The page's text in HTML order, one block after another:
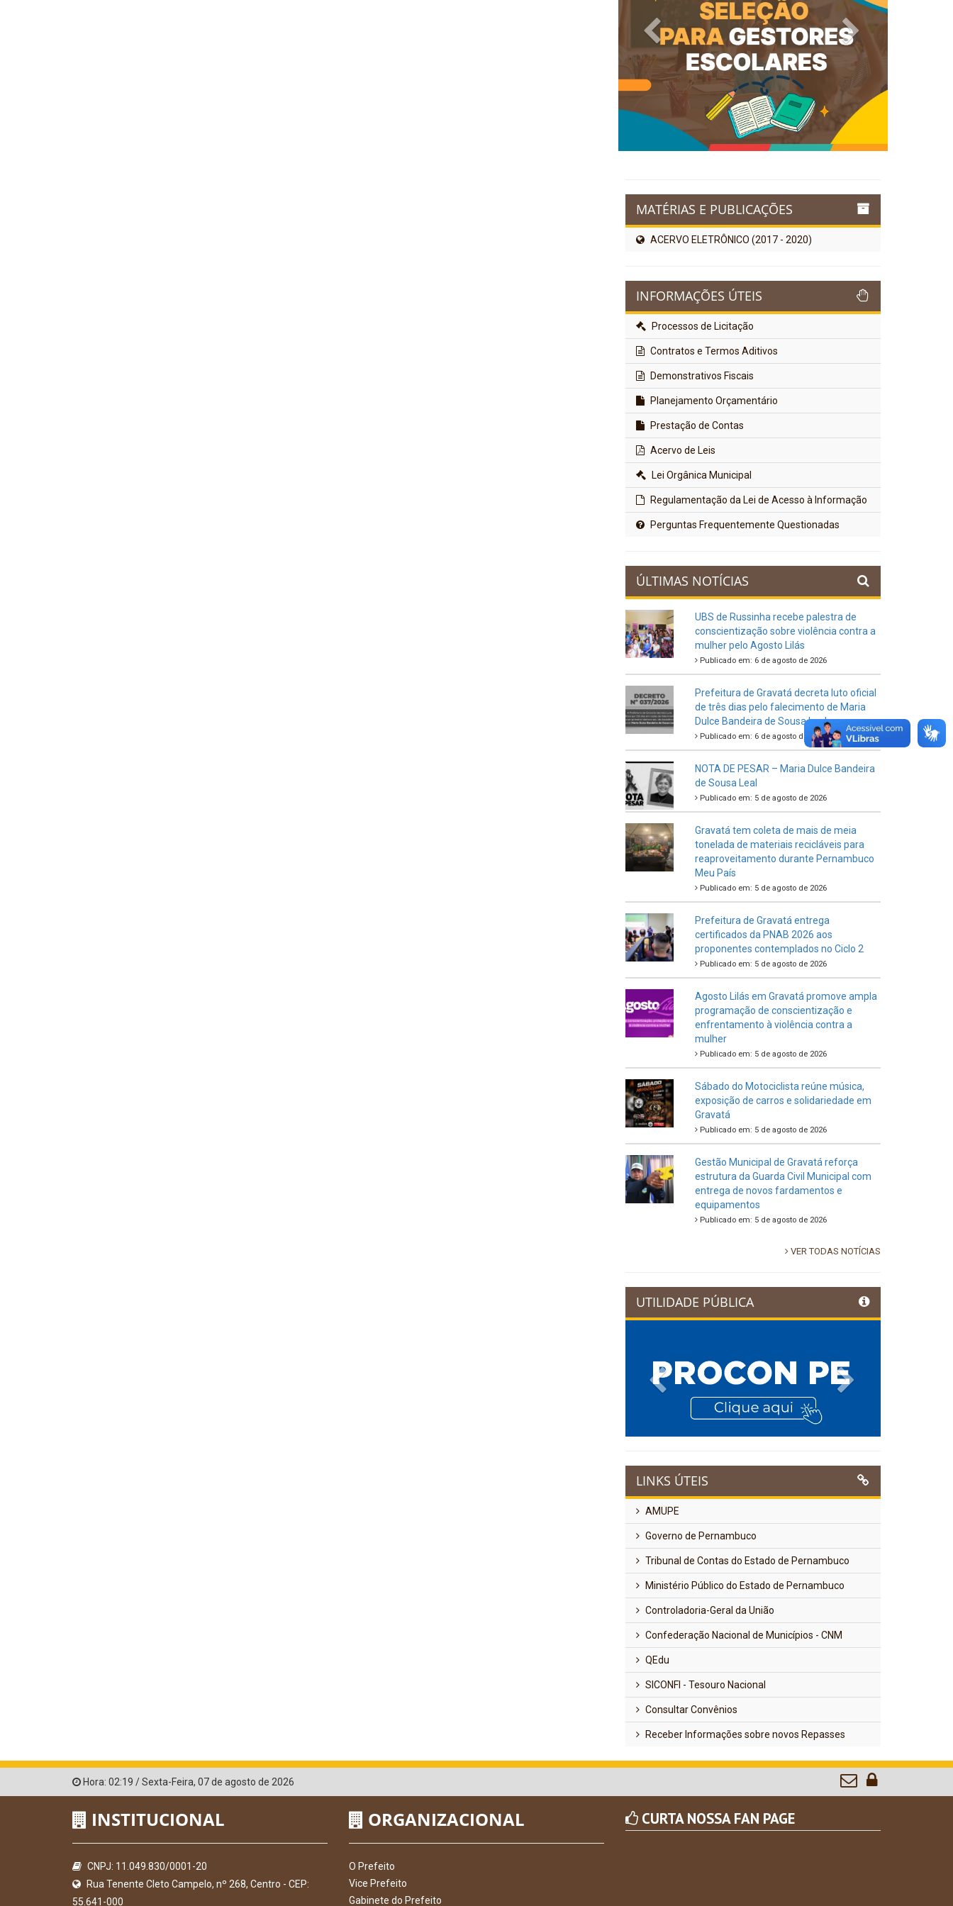
Previous Next
MATÉRIAS E PUBLICAÇÕES
ACERVO ELETRÔNICO (2017 - 2020)
INFORMAÇÕES ÚTEIS
Processos de Licitação
Contratos e Termos Aditivos
Demonstrativos Fiscais
Planejamento Orçamentário
Prestação de Contas
Acervo de Leis
Lei Orgânica Municipal
Regulamentação da Lei de Acesso à Informação
Perguntas Frequentemente Questionadas
ÚLTIMAS NOTÍCIAS
UBS de Russinha recebe palestra de
conscientização sobre violência contra a
mulher pelo Agosto Lilás
Publicado em: 6 de agosto de 2026
Prefeitura de Gravatá decreta luto oficial
de três dias pelo falecimento de Maria
Dulce Bandeira de Sousa Leal
Publicado em: 6 de agosto de 2026
NOTA DE PESAR – Maria Dulce Bandeira
de Sousa Leal
Publicado em: 5 de agosto de 2026
Gravatá tem coleta de mais de meia
tonelada de materiais recicláveis para
reaproveitamento durante Pernambuco
Meu País
Publicado em: 5 de agosto de 2026
Prefeitura de Gravatá entrega
certificados da PNAB 2026 aos
proponentes contemplados no Ciclo 2
Publicado em: 5 de agosto de 2026
Agosto Lilás em Gravatá promove ampla
programação de conscientização e
enfrentamento à violência contra a
mulher
Publicado em: 5 de agosto de 2026
Sábado do Motociclista reúne música,
exposição de carros e solidariedade em
Gravatá
Publicado em: 5 de agosto de 2026
Gestão Municipal de Gravatá reforça
estrutura da Guarda Civil Municipal com
entrega de novos fardamentos e
equipamentos
Publicado em: 5 de agosto de 2026
VER TODAS NOTÍCIAS
UTILIDADE PÚBLICA
Previous
LINKS ÚTEIS
AMUPE
Governo de Pernambuco
Tribunal de Contas do Estado de Pernambuco
Ministério Público do Estado de Pernambuco
Controladoria-Geral da União
Confederação Nacional de Municípios - CNM
QEdu
SICONFI - Tesouro Nacional
Consultar Convênios
Receber Informações sobre novos Repasses
Hora: 02:19 /Sexta-Feira, 07 de agosto de 2026
INSTITUCIONAL
CNPJ: 11.049.830/0001-20
Rua Tenente Cleto Campelo, nº 268, Centro - CEP:
55.641-000
ORGANIZACIONAL
O Prefeito
Vice Prefeito
Gabinete do Prefeito
CURTA NOSSA FAN PAGE